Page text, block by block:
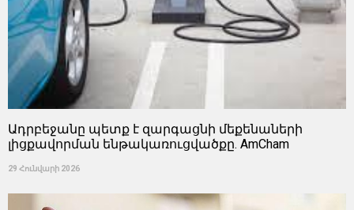
Ադրբեջանը պետք է զարգացնի մեքենաների
լիցքավորման ենթակառուցվածքը. AmCham
29 Հունվարի 2026